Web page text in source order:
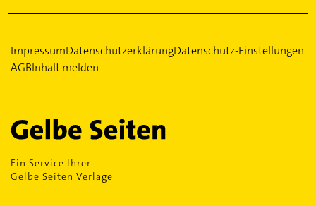
ImpressumDatenschutzerklärungDatenschutz-Einstellungen
AGBInhalt melden
Ein Service Ihrer
Gelbe Seiten Verlage